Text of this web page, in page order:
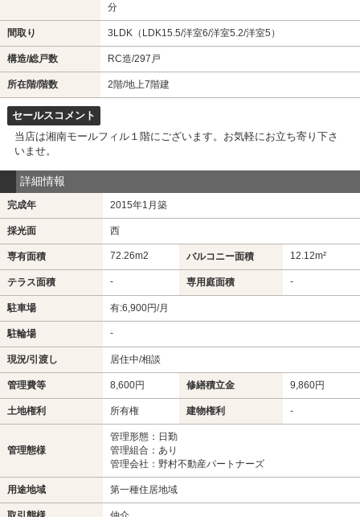
分
間取り 3LDK（LDK15.5/洋室6/洋室5.2/洋室5）
構造/総戸数 RC造/297戸
所在階/階数 2階/地上7階建
セールスコメント
当店は湘南モールフィル１階にございます。お気軽にお立ち寄り下さ
いませ。
詳細情報
完成年 2015年1月築
採光面 西
専有面積 72.26m2 バルコニー面積 12.12m²
テラス面積 - 専用庭面積 -
駐車場 有:6,900円/月
駐輪場 -
現況/引渡し 居住中/相談
管理費等 8,600円 修繕積立金 9,860円
土地権利 所有権 建物権利 -
管理態様
管理形態：日勤
管理組合：あり
管理会社：野村不動産パートナーズ
用途地域 第一種住居地域